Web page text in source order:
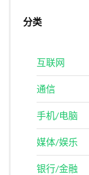
分类
互联网
通信
手机/电脑
媒体/娱乐
银行/金融